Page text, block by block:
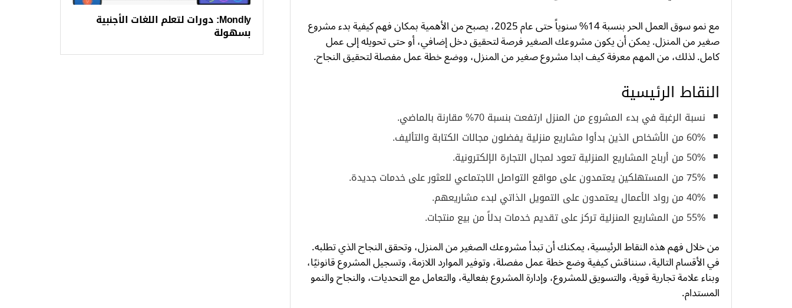
مع نمو سوق العمل الحر بنسبة 14% سنوياً حتى عام 2025، يصبح من الأهمية بمكان فهم كيفية بدء مشروع
صغير من المنزل. يمكن أن يكون مشروعك الصغير فرصة لتحقيق دخل إضافي، أو حتى تحويله إلى عمل
كامل. لذلك، من المهم معرفة كيف ابدا مشروع صغير من المنزل، ووضع خطة عمل مفصلة لتحقيق النجاح.
النقاط الرئيسية
نسبة الرغبة في بدء المشروع من المنزل ارتفعت بنسبة 70% مقارنة بالماضي.
60% من الأشخاص الذين بدأوا مشاريع منزلية يفضلون مجالات الكتابة والتأليف.
50% من أرباح المشاريع المنزلية تعود لمجال التجارة الإلكترونية.
75% من المستهلكين يعتمدون على مواقع التواصل الاجتماعي للعثور على خدمات جديدة.
40% من رواد الأعمال يعتمدون على التمويل الذاتي لبدء مشاريعهم.
55% من المشاريع المنزلية تركز على تقديم خدمات بدلاً من بيع منتجات.
من خلال فهم هذه النقاط الرئيسية، يمكنك أن تبدأ مشروعك الصغير من المنزل، وتحقق النجاح الذي تطلبه.
في الأقسام التالية، سنناقش كيفية وضع خطة عمل مفصلة، وتوفير الموارد اللازمة، وتسجيل المشروع قانونيًا،
وبناء علامة تجارية قوية، والتسويق للمشروع، وإدارة المشروع بفعالية، والتعامل مع التحديات، والنجاح والنمو
المستدام.
Mondly: دورات لتعلم اللغات الأجنبية
بسهولة